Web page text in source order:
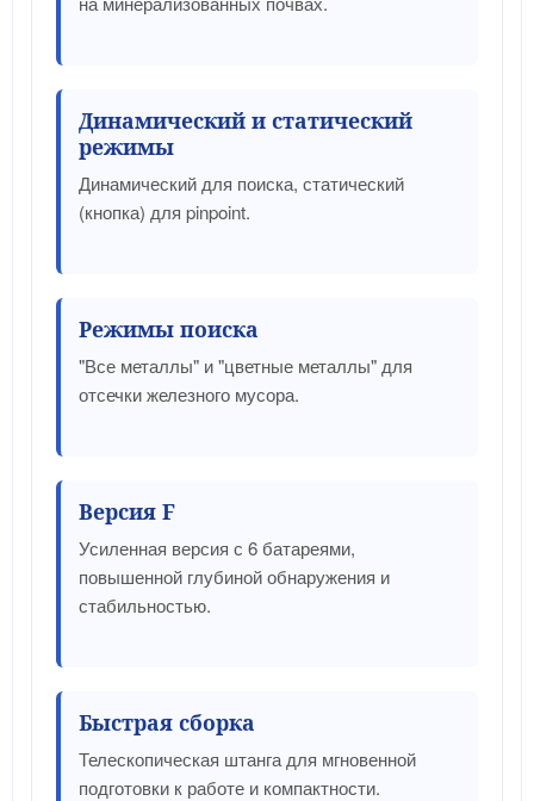
Динамический и статический
режимы
Динамический для поиска, статический
(кнопка) для pinpoint.
Режимы поиска
"Все металлы" и "цветные металлы" для
отсечки железного мусора.
Версия F
Усиленная версия с 6 батареями,
повышенной глубиной обнаружения и
стабильностью.
Быстрая сборка
Телескопическая штанга для мгновенной
подготовки к работе и компактности.